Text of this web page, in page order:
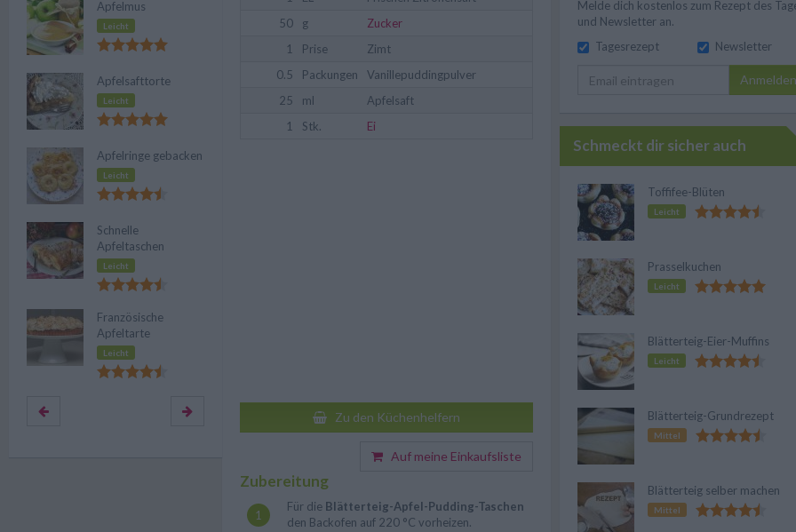
50
g
Zucker
1
Prise
Zimt
0.5
Packungen
Vanillepuddingpulver
25
ml
Apfelsaft
1
Stk. Ei
Zu den Küchenhelfern
Auf meine Einkaufsliste
Zubereitung
Für die Blätterteig-Apfel-Pudding-Taschen
den Backofen auf 220 °C vorheizen.
Apfelmus
Leicht
Apfelsafttorte
Leicht
Apfelringe gebacken
Leicht
Schnelle
Apfeltaschen
Leicht
Französische
Apfeltarte
Leicht
Melde dich kostenlos zum Rezept des
und Newsletter an.
Tagesrezept
Newsletter
Anmelden
Schmeckt dir sicher auch
Toffifee-Blüten
Leicht
Prasselkuchen
Leicht
Blätterteig-Eier-Muffins
Leicht
Blätterteig-Grundrezept
Mittel
Blätterteig selber machen
Mittel